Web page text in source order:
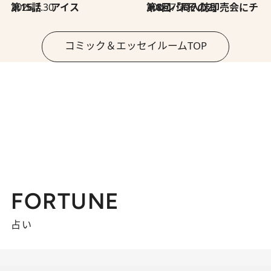
2026.7.30
第15話 アイス 2026.7.30
第8回「同人誌即売会にチャレンジ その2」
コミック＆エッセイルームTOP
FORTUNE
占い